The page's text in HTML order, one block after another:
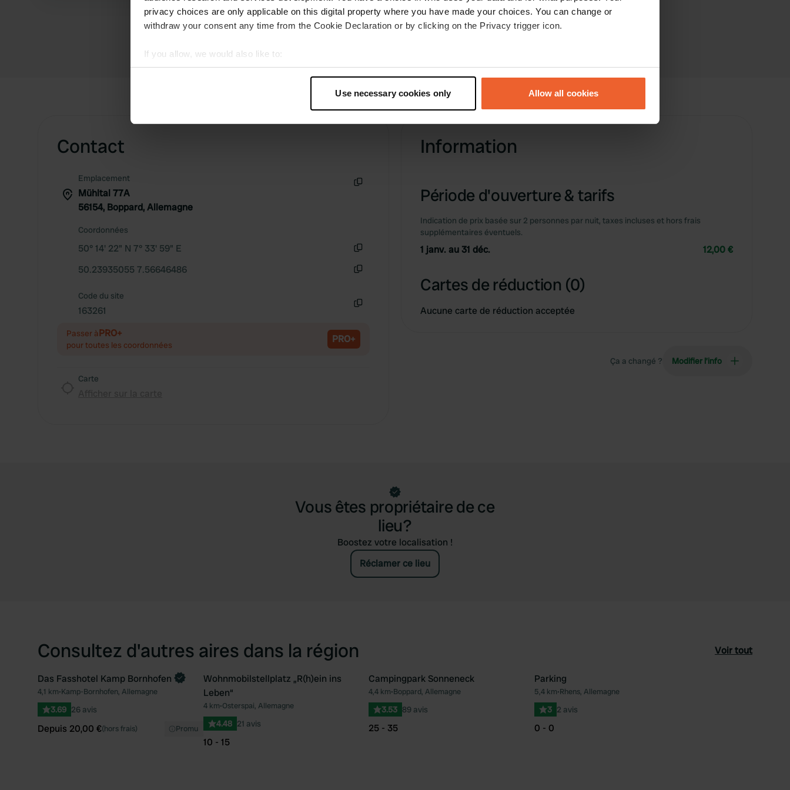
privacy choices are only applicable on this digital property where you have made your choices. You can change or
withdraw your consent any time from the Cookie Declaration or by clicking on the Privacy trigger icon.
If you allow, we would also like to:
Collect information about your geographical location which can be accurate to within several meters
Find out more about how your personal data is processed and set your preferences in the
information about your use of our site with our social media, advertising and analytics partners who may combine it with
Use necessary cookies only Allow all cookies
Traduit par GoogleAfficher l'original
Contact
Emplacement
Mühltal 77A
56154, Boppard, Allemagne
Coordonnées
50° 14' 22" N 7° 33' 59" E
50.23935055 7.56646486
Code du site
163261
Passer àPRO+
pour toutes les coordonnées PRO+
Carte
Information
Période d'ouverture & tarifs
Indication de prix basée sur 2 personnes par nuit, taxes incluses et hors frais
supplémentaires éventuels.
1 janv. au 31 déc. 12,00 €
Cartes de réduction (0)
Aucune carte de réduction acceptée
Ça a changé ? Modifier l’info
Vous êtes propriétaire de ce
lieu?
Boostez votre localisation !
Réclamer ce lieu
Consultez d'autres aires dans la région Voir tout
Préféré
Reserve maintenant
Das Fasshotel Kamp Bornhofen
4,1 km•Kamp-Bornhofen, Allemagne
3.69 26 avis
Depuis 20,00 €(hors frais) Promu
Préféré
Wohnmobilstellplatz „R(h)ein ins
Leben“
4 km•Osterspai, Allemagne
4.48 21 avis
10 - 15
Préféré
Campingpark Sonneneck
4,4 km•Boppard, Allemagne
3.53 89 avis
25 - 35
Parking
5,4 km•Rhens, Allemagne
3 2 avis
0 - 0